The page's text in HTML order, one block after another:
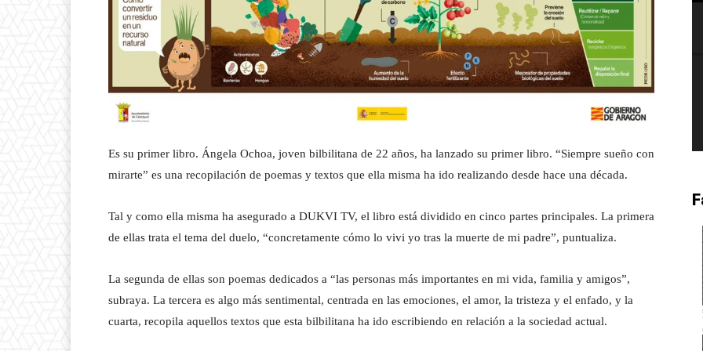
Es su primer libro. Ángela Ochoa, joven bilbilitana de 22 años, ha lanzado su primer libro. “Siempre sueño con
mirarte” es una recopilación de poemas y textos que ella misma ha ido realizando desde hace una década.
Tal y como ella misma ha asegurado a DUKVI TV, el libro está dividido en cinco partes principales. La primera
de ellas trata el tema del duelo, “concretamente cómo lo vivi yo tras la muerte de mi padre”, puntualiza.
La segunda de ellas son poemas dedicados a “las personas más importantes en mi vida, familia y amigos”,
subraya. La tercera es algo más sentimental, centrada en las emociones, el amor, la tristeza y el enfado, y la
cuarta, recopila aquellos textos que esta bilbilitana ha ido escribiendo en relación a la sociedad actual.